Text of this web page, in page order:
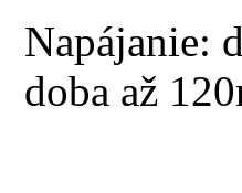
Napájanie:
doba až